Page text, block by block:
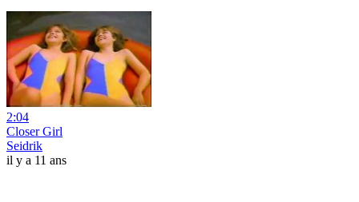
2:04
Closer Girl
Seidrik
il y a 11 ans